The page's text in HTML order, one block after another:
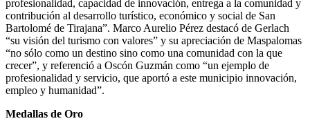
profesionalidad, capacidad de innovación, entrega a la comunidad y
contribución al desarrollo turístico, económico y social de San
Bartolomé de Tirajana”. Marco Aurelio Pérez destacó de Gerlach
“su visión del turismo con valores” y su apreciación de Maspalomas
“no sólo como un destino sino como una comunidad con la que
crecer”, y referenció a Oscón Guzmán como “un ejemplo de
profesionalidad y servicio, que aportó a este municipio innovación,
empleo y humanidad”.
Medallas de Oro